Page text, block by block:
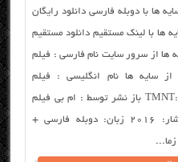
ها با دوبله فارسی دانلود رایگان
ها با لینک مستقیم دانلود مستقیم
ها از سرور سایت نام فارسی : فیلم
سایه ها نام انگلیسی : فیلم
خارجی TMNT: Out of the Shadows 2016 باز نشر توسط : ام بی فیلم
ژانر: اکشن، کمدی، ماجراجویی انتشار: ۲۰۱۶ زبان: دوبله فارسی +